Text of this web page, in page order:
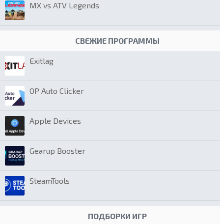
MX vs ATV Legends
СВЕЖИЕ ПРОГРАММЫ
Exitlag
OP Auto Clicker
Apple Devices
Gearup Booster
SteamTools
ПОДБОРКИ ИГР